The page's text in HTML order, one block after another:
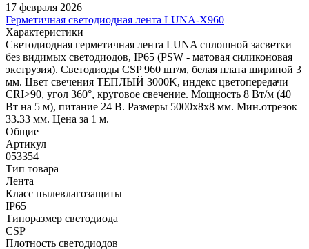
17 февраля 2026
Герметичная светодиодная лента LUNA-X960
Характеристики
Светодиодная герметичная лента LUNA сплошной засветки
без видимых светодиодов, IP65 (PSW - матовая силиконовая
экструзия). Светодиоды CSP 960 шт/м, белая плата шириной 3
мм. Цвет свечения ТЕПЛЫЙ 3000K, индекс цветопередачи
CRI>90, угол 360°, круговое свечение. Мощность 8 Вт/м (40
Вт на 5 м), питание 24 В. Размеры 5000х8х8 мм. Мин.отрезок
33.33 мм. Цена за 1 м.
Общие
Артикул
053354
Тип товара
Лента
Класс пылевлагозащиты
IP65
Типоразмер светодиода
CSP
Плотность светодиодов